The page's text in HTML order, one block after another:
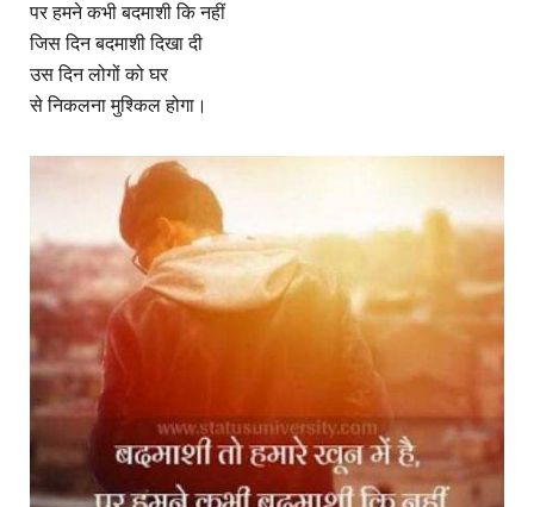
पर हमने कभी बदमाशी कि नहीं
जिस दिन बदमाशी दिखा दी
उस दिन लोगों को घर
से निकलना मुश्किल होगा।